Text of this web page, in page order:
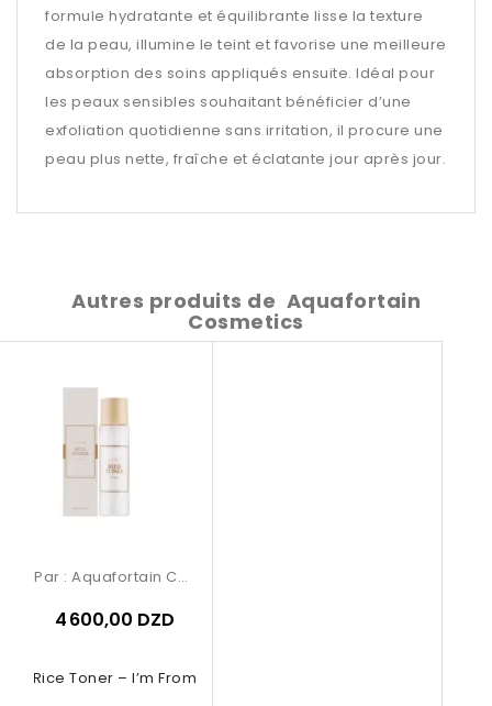
formule hydratante et équilibrante lisse la texture
de la peau, illumine le teint et favorise une meilleure
absorption des soins appliqués ensuite. Idéal pour
les peaux sensibles souhaitant bénéficier d’une
exfoliation quotidienne sans irritation, il procure une
peau plus nette, fraîche et éclatante jour après jour.
Autres produits de Aquafortain
Cosmetics
Rice Toner – I’m From
Par : Aquafortain Cosmetics
4 600,00 DZD